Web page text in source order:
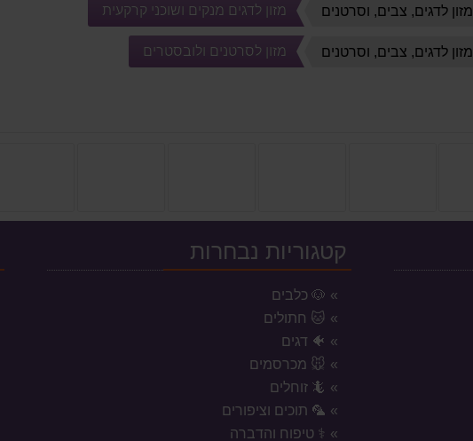
מזון לדגים, צבים, וסרטנים מזון לדגים מנקים ושוכני קרקעית
מזון לדגים, צבים, וסרטנים מזון לסרטנים ולובסטרים
קטגוריות נבחרות
🐶 כלבים
🐱 חתולים
🐠 דגים
🐭 מכרסמים
🦎 זוחלים
🦜 תוכים וציפורים
⚕️ טיפוח והדברה